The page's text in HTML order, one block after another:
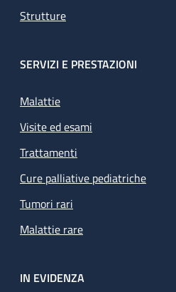
Strutture
SERVIZI E PRESTAZIONI
Malattie
Visite ed esami
Trattamenti
Cure palliative pediatriche
Tumori rari
Malattie rare
IN EVIDENZA